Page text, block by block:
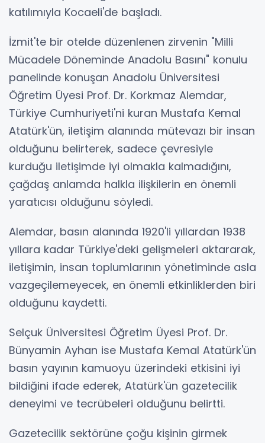
katılımıyla Kocaeli'de başladı.
İzmit'te bir otelde düzenlenen zirvenin "Milli
Mücadele Döneminde Anadolu Basını" konulu
panelinde konuşan Anadolu Üniversitesi
Öğretim Üyesi Prof. Dr. Korkmaz Alemdar,
Türkiye Cumhuriyeti'ni kuran Mustafa Kemal
Atatürk'ün, iletişim alanında mütevazı bir insan
olduğunu belirterek, sadece çevresiyle
kurduğu iletişimde iyi olmakla kalmadığını,
çağdaş anlamda halkla ilişkilerin en önemli
yaratıcısı olduğunu söyledi.
Alemdar, basın alanında 1920'li yıllardan 1938
yıllara kadar Türkiye'deki gelişmeleri aktararak,
iletişimin, insan toplumlarının yönetiminde asla
vazgeçilemeyecek, en önemli etkinliklerden biri
olduğunu kaydetti.
Selçuk Üniversitesi Öğretim Üyesi Prof. Dr.
Bünyamin Ayhan ise Mustafa Kemal Atatürk'ün
basın yayının kamuoyu üzerindeki etkisini iyi
bildiğini ifade ederek, Atatürk'ün gazetecilik
deneyimi ve tecrübeleri olduğunu belirtti.
Gazetecilik sektörüne çoğu kişinin girmek